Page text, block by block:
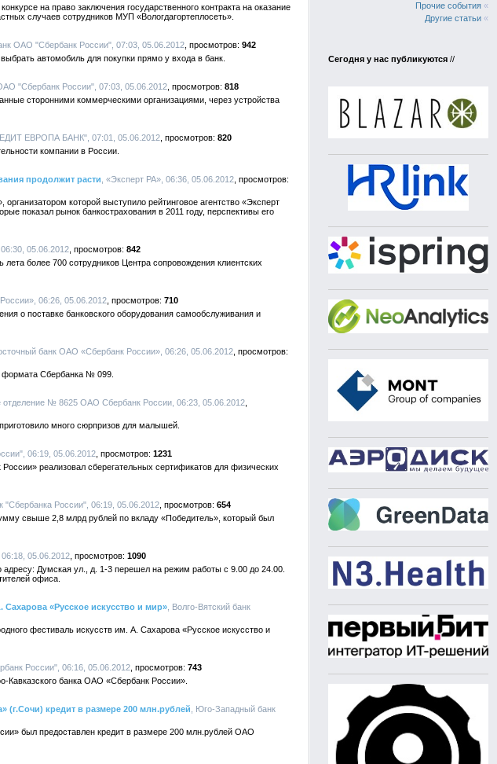
на право заключения государственного контракта на оказание
случаев сотрудников МУП «Вологдагортеплосеть».
ОАО "Сбербанк России", 07:03, 05.06.2012
942
автомобиль для покупки прямо у входа в банк.
"Сбербанк России", 07:03, 05.06.2012
818
сторонними коммерческими организациями, через устройства
ЕВРОПА БАНК", 07:01, 05.06.2012
820
компании в России.
продолжит расти , «Эксперт РА», 06:36, 05.06.2012
которой выступило рейтинговое агентство «Эксперт
показал рынок банкострахования в 2011 году, перспективы его
05.06.2012
842
более 700 сотрудников Центра сопровождения клиентских
06:26, 05.06.2012
710
о поставке банковского оборудования самообслуживания и
банк ОАО «Сбербанк России», 06:26, 05.06.2012
формата Сбербанка № 099.
отделение № 8625 ОАО Сбербанк России, 06:23, 05.06.2012
много сюрпризов для малышей.
06:19, 05.06.2012
1231
реализовал сберегательных сертификатов для физических
"Сбербанка России", 06:19, 05.06.2012
654
свыше 2,8 млрд рублей по вкладу «Победитель», который был
05.06.2012
1090
Думская ул., д. 1-3 перешел на режим работы с 9.00 до 24.00.
офиса.
«Русское искусство и мир» , Волго-Вятский банк
фестиваль искусств им. А. Сахарова «Русское искусство и
России", 06:16, 05.06.2012
743
банка ОАО «Сбербанк России».
кредит в размере 200 млн.рублей , Юго-Западный банк
был предоставлен кредит в размере 200 млн.рублей ОАО
Прочие события «
Другие статьи «
Сегодня у нас публикуются //